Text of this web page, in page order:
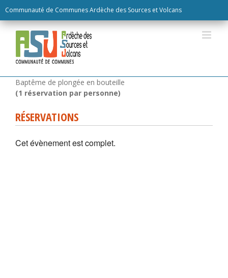
Communauté de Communes Ardèche des Sources et Volcans
RÉSERVATIONS
Cet évènement est complet.
to
content
Baptême de plongée en bouteille
(1 réservation par personne)
RÉSERVATIONS
Cet évènement est complet.